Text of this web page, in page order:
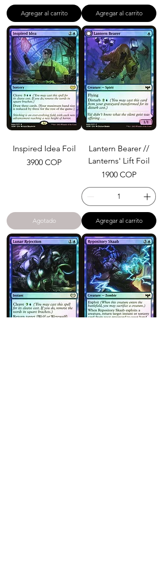
Agregar al carrito Agregar al carrito
Inspired Idea Foil
Precio
3900 COP
Agotado
Lantern Bearer //
Lanterns' Lift Foil
Precio
1900 COP
Agregar al carrito